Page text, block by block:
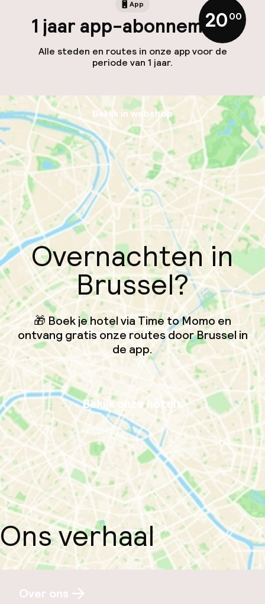
App
1 jaar app-abonnement
Alle steden en routes in onze app voor de
periode van 1 jaar.
20,00
Bekijk in webshop
Overnachten in
Brussel?
🎁 Boek je hotel via Time to Momo en
ontvang gratis onze routes door Brussel in
de app.
Bekijk onze hotels
Ons verhaal
Over ons